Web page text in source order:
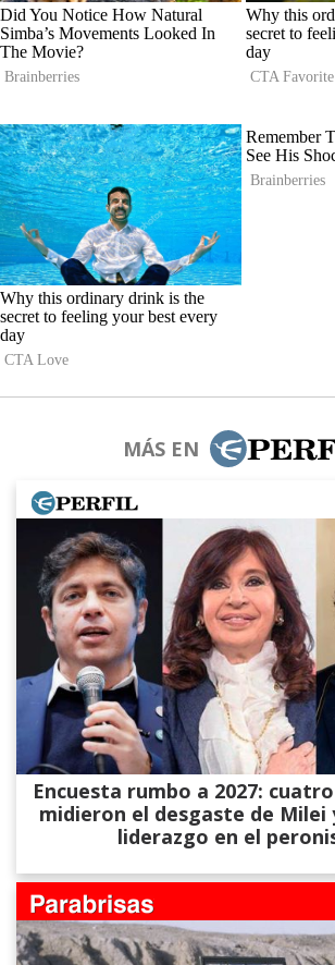
MÁS EN
Encuesta rumbo a 2027:
midieron el desgaste de Milei
liderazgo en el